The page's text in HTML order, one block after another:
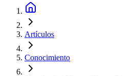
Artículos
Conocimiento